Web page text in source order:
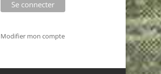
Modifier mon compte